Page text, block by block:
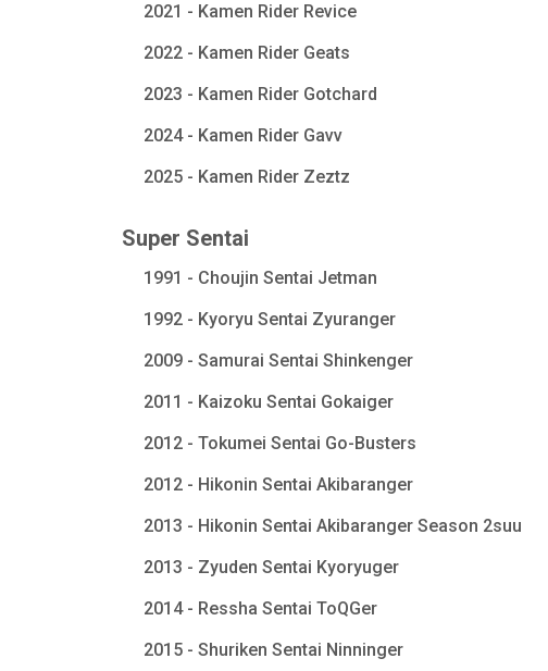
2021 - Kamen Rider Revice
2022 - Kamen Rider Geats
2023 - Kamen Rider Gotchard
2024 - Kamen Rider Gavv
2025 - Kamen Rider Zeztz
Super Sentai
1991 - Choujin Sentai Jetman
1992 - Kyoryu Sentai Zyuranger
2009 - Samurai Sentai Shinkenger
2011 - Kaizoku Sentai Gokaiger
2012 - Tokumei Sentai Go-Busters
2012 - Hikonin Sentai Akibaranger
2013 - Hikonin Sentai Akibaranger Season 2suu
2013 - Zyuden Sentai Kyoryuger
2014 - Ressha Sentai ToQGer
2015 - Shuriken Sentai Ninninger